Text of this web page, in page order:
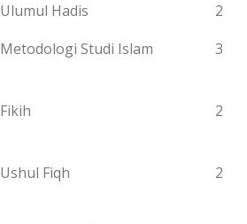
Ulumul Hadis
2
Metodologi Studi Islam 3
Fikih 2
Ushul Fiqh 2